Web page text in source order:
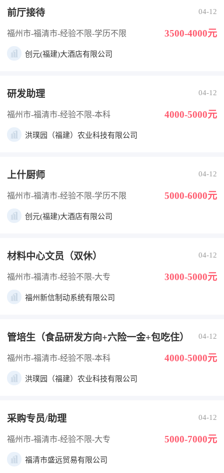
前厅接待 04-12
福州市-福清市-经验不限-学历不限 3500-4000元
创元(福建)大酒店有限公司
研发助理 04-12
福州市-福清市-经验不限-本科 4000-5000元
洪璞园（福建）农业科技有限公司
上什厨师 04-12
福州市-福清市-经验不限-学历不限 5000-6000元
创元(福建)大酒店有限公司
材料中心文员（双休） 04-12
福州市-福清市-经验不限-大专 3000-5000元
福州新信制动系统有限公司
管培生（食品研发方向+六险一金+包吃住） 04-12
福州市-福清市-经验不限-本科 4000-5000元
洪璞园（福建）农业科技有限公司
采购专员/助理 04-12
福州市-福清市-经验不限-大专 5000-7000元
福清市盛远贸易有限公司